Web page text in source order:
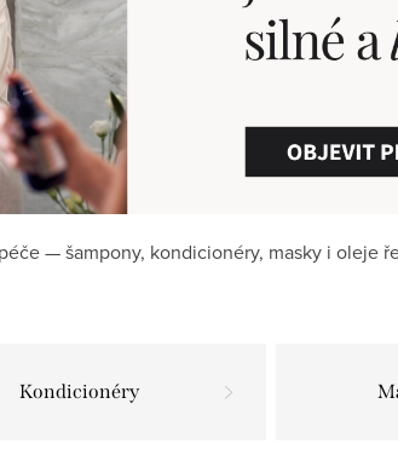
— šampony, kondicionéry, masky i
Kondicionéry